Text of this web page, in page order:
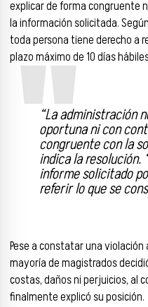
explicar de forma congruente
la información solicitada.
toda persona tiene derecho a
plazo máximo de 10 días
“La administración
oportuna ni con
congruente con la
indica la resolución.
informe solicitado
referir lo que se
Pese a constatar una
mayoría de magistrados
costas, daños ni perjuicios, al
finalmente explicó su posición.